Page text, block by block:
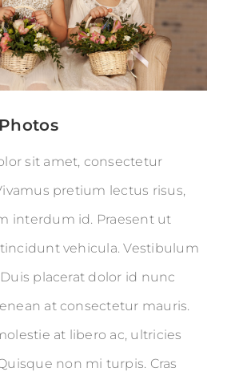
sit amet, consectetur
pretium lectus risus,
interdum id. Praesent ut
vehicula. Vestibulum
placerat dolor id nunc
at consectetur mauris.
at libero ac, ultricies
non mi turpis. Cras